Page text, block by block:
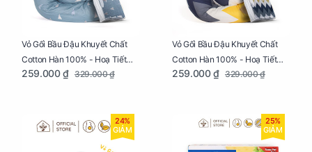
Vỏ Gối Bầu Đậu Khuyết Chất
Cotton Hàn 100% - Hoạ Tiết
Thông Lạnh
259.000 ₫ 329.000 ₫
Vỏ Gối Bầu Đậu Khuyết Chất
Cotton Hàn 100% - Hoạ Tiết
Ziczac
259.000 ₫ 329.000 ₫
24%
GIẢM
25%
GIẢM